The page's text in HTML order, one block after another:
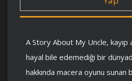
A Story About My Uncle, kayıp
hayal bile edemediği bir
hakkında macera oyunu sunan